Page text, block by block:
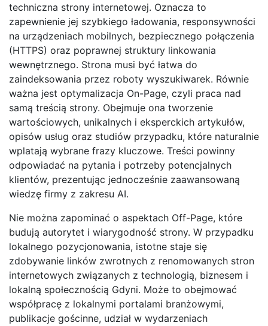
techniczna strony internetowej. Oznacza to
zapewnienie jej szybkiego ładowania, responsywności
na urządzeniach mobilnych, bezpiecznego połączenia
(HTTPS) oraz poprawnej struktury linkowania
wewnętrznego. Strona musi być łatwa do
zaindeksowania przez roboty wyszukiwarek. Równie
ważna jest optymalizacja On-Page, czyli praca nad
samą treścią strony. Obejmuje ona tworzenie
wartościowych, unikalnych i eksperckich artykułów,
opisów usług oraz studiów przypadku, które naturalnie
wplatają wybrane frazy kluczowe. Treści powinny
odpowiadać na pytania i potrzeby potencjalnych
klientów, prezentując jednocześnie zaawansowaną
wiedzę firmy z zakresu AI.
Nie można zapominać o aspektach Off-Page, które
budują autorytet i wiarygodność strony. W przypadku
lokalnego pozycjonowania, istotne staje się
zdobywanie linków zwrotnych z renomowanych stron
internetowych związanych z technologią, biznesem i
lokalną społecznością Gdyni. Może to obejmować
współpracę z lokalnymi portalami branżowymi,
publikacje gościnne, udział w wydarzeniach